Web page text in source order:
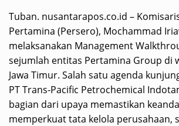
Tuban. nusantarapos.co.id –
Pertamina (Persero), Mochammad
melaksanakan Management
sejumlah entitas Pertamina Group di
Jawa Timur. Salah satu agenda
PT Trans-Pacific Petrochemical
bagian dari upaya memastikan
memperkuat tata kelola perusahaan,